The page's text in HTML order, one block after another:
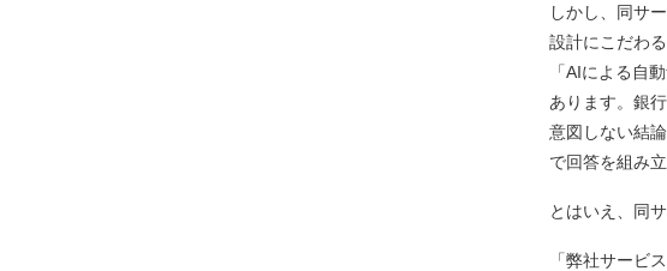
しかし、同サ
設計にこだわ
「AIによる自
あります。銀
意図しない結
で回答を組み
とはいえ、同
「弊社サービ